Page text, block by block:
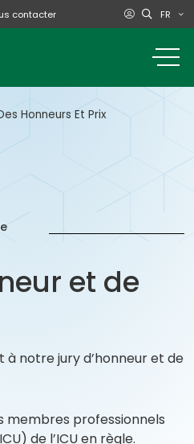
contacter FR
Honneurs Et Prix
et de
notre jury d’honneur et de
membres professionnels
de l’ICU en règle.